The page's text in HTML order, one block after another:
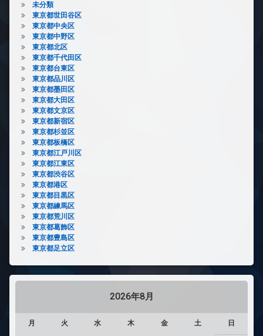
未分類
東京都世田谷区
東京都中央区
東京都中野区
東京都北区
東京都千代田区
東京都台東区
東京都品川区
東京都墨田区
東京都大田区
東京都文京区
東京都新宿区
東京都杉並区
東京都板橋区
東京都江戸川区
東京都江東区
東京都渋谷区
東京都港区
東京都目黒区
東京都練馬区
東京都荒川区
東京都葛飾区
東京都豊島区
東京都足立区
2026年8月
月 火 水 木 金 土 日